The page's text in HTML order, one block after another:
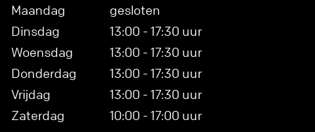
Maandag
gesloten
Dinsdag
13:00 - 17:30 uur
Woensdag
13:00 - 17:30 uur
Donderdag
13:00 - 17:30 uur
Vrijdag
13:00 - 17:30 uur
Zaterdag
10:00 - 17:00 uur